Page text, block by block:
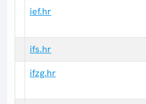
ief.hr
ifs.hr
ifzg.hr